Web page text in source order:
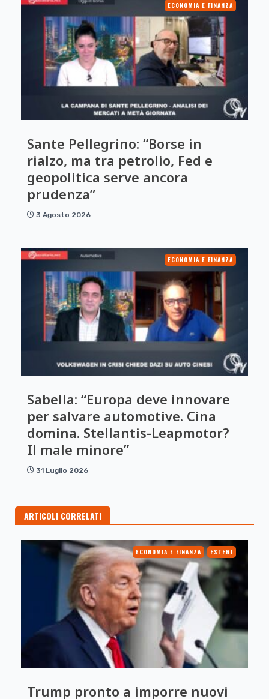
ECONOMIA E FINANZA
Sante Pellegrino: “Borse in
rialzo, ma tra petrolio, Fed e
geopolitica serve ancora
prudenza”
3 Agosto 2026
ECONOMIA E FINANZA
Sabella: “Europa deve innovare
per salvare automotive. Cina
domina. Stellantis-Leapmotor?
Il male minore”
31 Luglio 2026
ARTICOLI CORRELATI
ECONOMIA E FINANZA ESTERI
Trump pronto a imporre nuovi